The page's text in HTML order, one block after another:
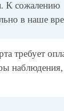
К сожалению
в наше
требует
наблюдения,